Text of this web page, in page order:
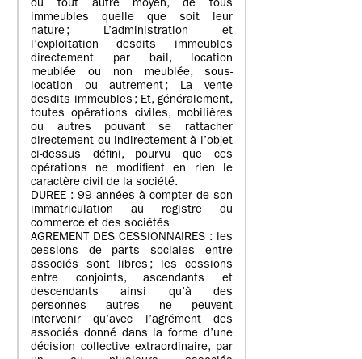
ou tout autre moyen, de tous
immeubles quelle que soit leur
nature ; L’administration et
l’exploitation desdits immeubles
directement par bail, location
meublée ou non meublée, sous-
location ou autrement ; La vente
desdits immeubles ; Et, généralement,
toutes opérations civiles, mobilières
ou autres pouvant se rattacher
directement ou indirectement à l’objet
ci-dessus défini, pourvu que ces
opérations ne modifient en rien le
caractère civil de la société.
DUREE : 99 années à compter de son
immatriculation au registre du
commerce et des sociétés
AGREMENT DES CESSIONNAIRES : les
cessions de parts sociales entre
associés sont libres ; les cessions
entre conjoints, ascendants et
descendants ainsi qu’à des
personnes autres ne peuvent
intervenir qu’avec l’agrément des
associés donné dans la forme d’une
décision collective extraordinaire, par